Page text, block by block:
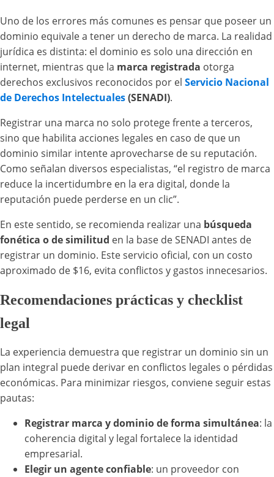
Uno de los errores más comunes es pensar que poseer un
dominio equivale a tener un derecho de marca. La realidad
jurídica es distinta: el dominio es solo una dirección en
internet, mientras que la marca registrada otorga
derechos exclusivos reconocidos por el Servicio Nacional
de Derechos Intelectuales(SENADI).
Registrar una marca no solo protege frente a terceros,
sino que habilita acciones legales en caso de que un
dominio similar intente aprovecharse de su reputación.
Como señalan diversos especialistas, “el registro de marca
reduce la incertidumbre en la era digital, donde la
reputación puede perderse en un clic”.
En este sentido, se recomienda realizar una búsqueda
fonética o de similitud en la base de SENADI antes de
registrar un dominio. Este servicio oficial, con un costo
aproximado de $16, evita conflictos y gastos innecesarios.
Recomendaciones prácticas y checklist
legal
La experiencia demuestra que registrar un dominio sin un
plan integral puede derivar en conflictos legales o pérdidas
económicas. Para minimizar riesgos, conviene seguir estas
pautas:
Registrar marca y dominio de forma simultánea: la
coherencia digital y legal fortalece la identidad
empresarial.
Elegir un agente confiable: un proveedor con